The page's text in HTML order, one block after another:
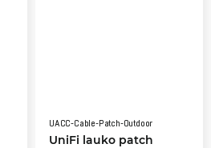
UACC-Cable-Patch-Outdoor
UniFi lauko patch